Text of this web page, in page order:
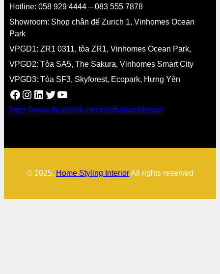
Hotline: 058 929 4444 – 083 555 7878
Showroom: Shop chân đế Zurich 1, Vinhomes Ocean
Park
VPGD1: ZR1 0311, tòa ZR1, Vinhomes Ocean Park,
VPGD2: Tòa SA5, The Sakura, Vinhomes Smart City
VPGD3: Tòa SF3, Skyforest, Ecopark, Hưng Yên
Facebook Instagram LinkedIn Twitter YouTube
https://www.facebook.com/noithatlumidesign
© 2025. Home Styling InteriorAll rights reserved